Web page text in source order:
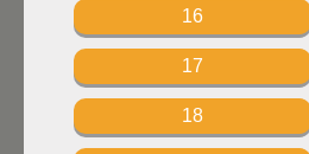
16
17
18